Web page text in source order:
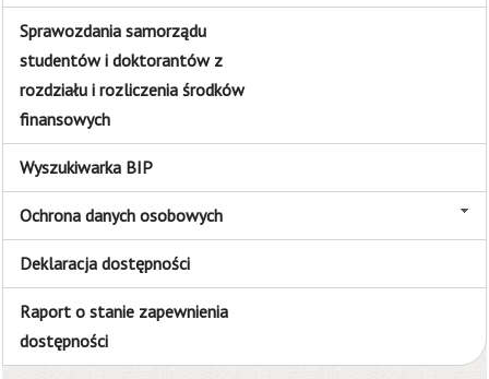
Sprawozdania samorządu
studentów i doktorantów z
rozdziału i rozliczenia środków
finansowych
Wyszukiwarka BIP
Ochrona danych osobowych
Deklaracja dostępności
Raport o stanie zapewnienia
dostępności